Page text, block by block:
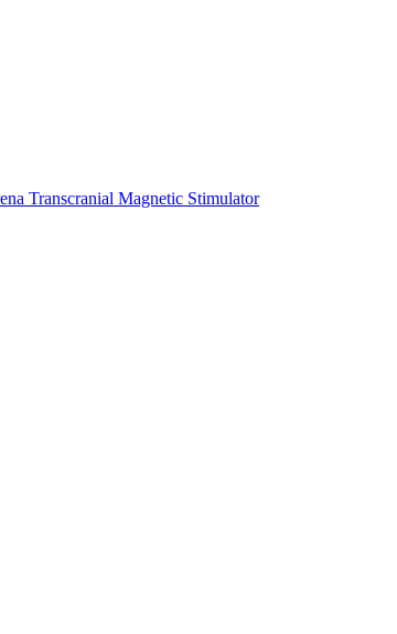
Transcranial Magnetic Stimulator